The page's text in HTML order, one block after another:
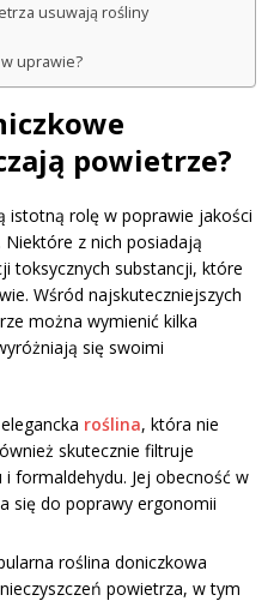
usuwają rośliny
uprawie?
powietrze?
istotną rolę w poprawie jakości
z nich posiadają
toksycznych substancji, które
Wśród najskuteczniejszych
można wymienić kilka
się swoimi
roślina, która nie
skutecznie filtruje
formaldehydu. Jej obecność w
się do poprawy ergonomii
roślina doniczkowa
powietrza, w tym